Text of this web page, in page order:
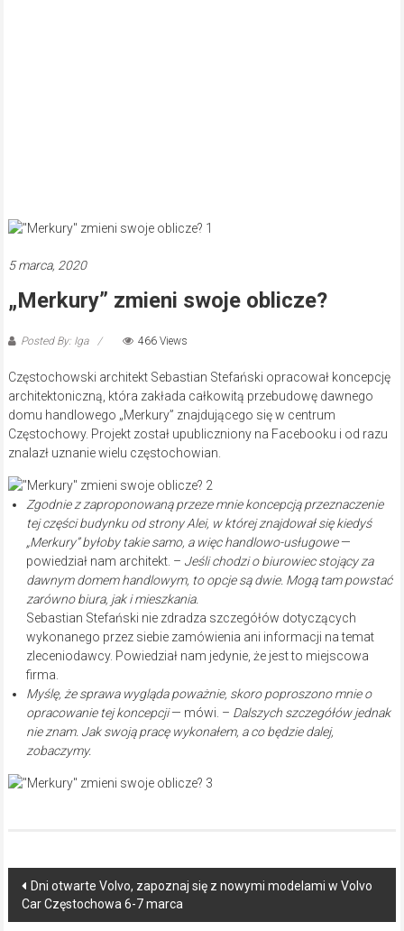
5 marca, 2020
„Merkury” zmieni swoje oblicze?
Posted By: Iga 466 Views
Częstochowski architekt Sebastian Stefański opracował koncepcję
architektoniczną, która zakłada całkowitą przebudowę dawnego
domu handlowego „Merkury” znajdującego się w centrum
Częstochowy. Projekt został upubliczniony na Facebooku i od razu
znalazł uznanie wielu częstochowian.
Zgodnie z zaproponowaną przeze mnie koncepcją przeznaczenie
tej części budynku od strony Alei, w której znajdował się kiedyś
„Merkury” byłoby takie samo, a więc handlowo-usługowe—
powiedział nam architekt. – Jeśli chodzi o biurowiec stojący za
dawnym domem handlowym, to opcje są dwie. Mogą tam powstać
zarówno biura, jak i mieszkania.
Sebastian Stefański nie zdradza szczegółów dotyczących
wykonanego przez siebie zamówienia ani informacji na temat
zleceniodawcy. Powiedział nam jedynie, że jest to miejscowa
firma.
Myślę, że sprawa wygląda poważnie, skoro poproszono mnie o
opracowanie tej koncepcji— mówi. – Dalszych szczegółów jednak
nie znam. Jak swoją pracę wykonałem, a co będzie dalej,
zobaczymy.
Post
navigation
Dni otwarte Volvo, zapoznaj się z nowymi modelami w Volvo
Car Częstochowa 6-7 marca